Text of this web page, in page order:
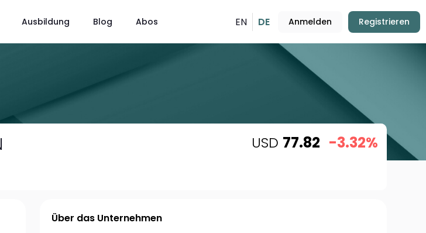
Ausbildung Blog Abos EN DE Anmelden Registrieren
USD 77.82 -3.32%
Über das Unternehmen